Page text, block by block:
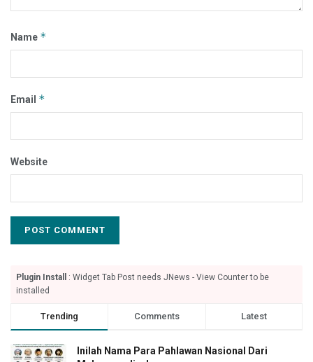
Name *
Email *
Website
Plugin Install
: Widget Tab Post needs JNews - View Counter to be
installed
Trending Comments Latest
Inilah Nama Para Pahlawan Nasional Dari